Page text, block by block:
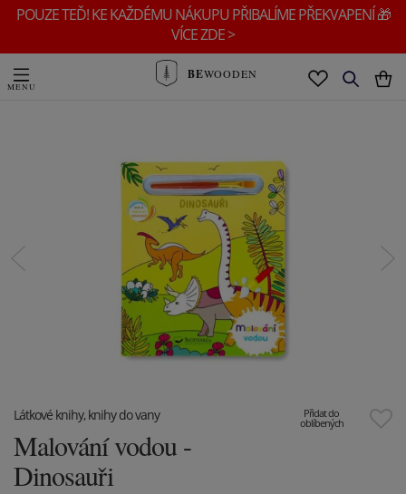
POUZE TEĎ! KE KAŽDÉMU NÁKUPU PŘIBALÍME PŘEKVAPENÍ 🎁
VÍCE ZDE >
BEWOODEN
Přidat do
oblíbených
Látkové knihy, knihy do vany
Malování vodou -
Dinosauři